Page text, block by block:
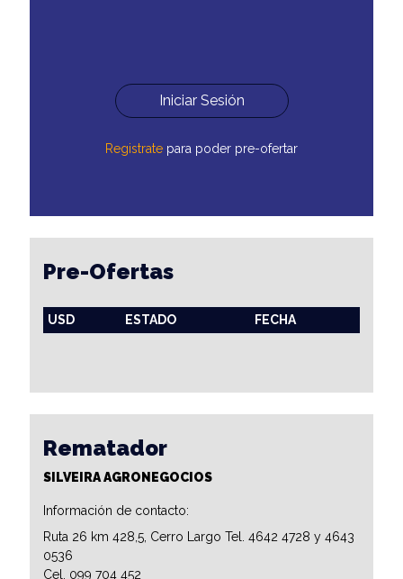
Iniciar Sesión
Registrate para poder pre-ofertar
Pre-Ofertas
USD ESTADO FECHA
Rematador
SILVEIRA AGRONEGOCIOS
Información de contacto:
Ruta 26 km 428,5, Cerro Largo Tel. 4642 4728 y 4643
0536
Cel. 099 704 452